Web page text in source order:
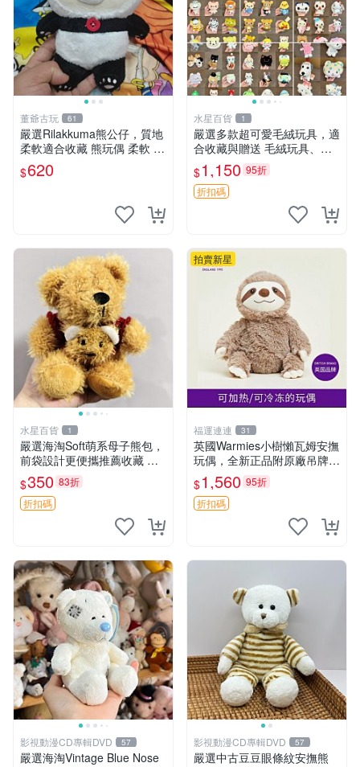
董爺古玩 61
嚴選Rilakkuma熊公仔，質地
柔軟適合收藏 熊玩偶 柔軟 公
仔 收藏
$620
水星百貨 1
嚴選多款超可愛毛絨玩具，適
合收藏與贈送 毛絨玩具、抱
枕、公仔
$1,150 95折
折扣碼
水星百貨 1
嚴選海淘Soft萌系母子熊包，
前袋設計更便攜推薦收藏 母
子熊 軟綿綿 包包
$350 83折
折扣碼
拍賣新星
福運連連 31
英國Warmies小樹懶瓦姆安撫
玩偶，全新正品附原廠吊牌與
防塵袋，內藏薰衣草可加熱，
適合各個年齡層，冷暖兩用享
受抱抱樂趣，不容錯過嚴選好
$1,560 95折
折扣碼
影視動漫CD專輯DVD 57
嚴選海淘Vintage Blue Nose
影視動漫CD專輯DVD 57
嚴選中古豆豆眼條紋安撫熊